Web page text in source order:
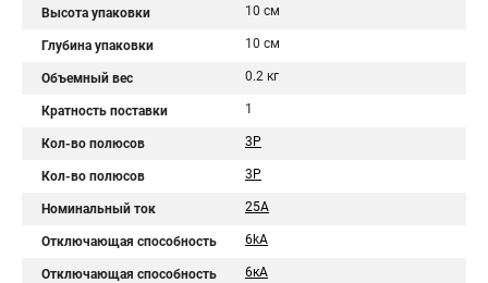
Высота упаковки 10 см
Глубина упаковки 10 см
Объемный вес 0.2 кг
Кратность поставки 1
Кол-во полюсов 3P
Кол-во полюсов 3Р
Номинальный ток 25A
Отключающая способность 6kA
Отключающая способность 6кA